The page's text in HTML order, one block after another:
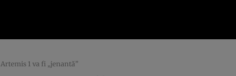
1 va fi „jenantă”